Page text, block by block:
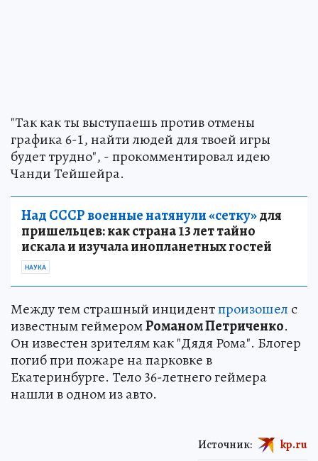
"Так как ты выступаешь против отмены
графика 6-1, найти людей для твоей игры
будет трудно", - прокомментировал идею
Чанди Тейшейра.
Над СССР военные натянули «сетку»для
пришельцев: как страна 13 лет тайно
искала и изучала инопланетных гостей
НАУКА
Между тем страшный инцидентпроизошел с
известным геймеромРоманом Петриченко.
Он известен зрителям как "Дядя Рома". Блогер
погиб при пожаре на парковке в
Екатеринбурге. Тело 36-летнего геймера
нашли в одном из авто.
Источник: kp.ru